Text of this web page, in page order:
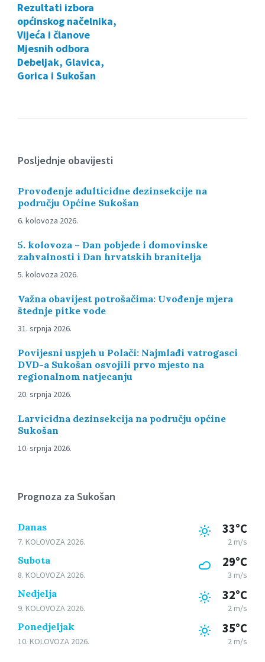
Rezultati izbora
općinskog načelnika,
Vijeća i članove
Mjesnih odbora
Debeljak, Glavica,
Gorica i Sukošan
Posljednje obavijesti
Provođenje adulticidne dezinsekcije na
području Općine Sukošan
6. kolovoza 2026.
5. kolovoza – Dan pobjede i domovinske
zahvalnosti i Dan hrvatskih branitelja
5. kolovoza 2026.
Važna obavijest potrošačima: Uvođenje mjera
štednje pitke vode
31. srpnja 2026.
Povijesni uspjeh u Polači: Najmlađi vatrogasci
DVD-a Sukošan osvojili prvo mjesto na
regionalnom natjecanju
20. srpnja 2026.
Larvicidna dezinsekcija na području općine
Sukošan
10. srpnja 2026.
Prognoza za Sukošan
Danas
7. KOLOVOZA 2026.
33°C
2 m/s
Subota
8. KOLOVOZA 2026.
29°C
3 m/s
Nedjelja
9. KOLOVOZA 2026.
32°C
2 m/s
Ponedjeljak
10. KOLOVOZA 2026.
35°C
2 m/s